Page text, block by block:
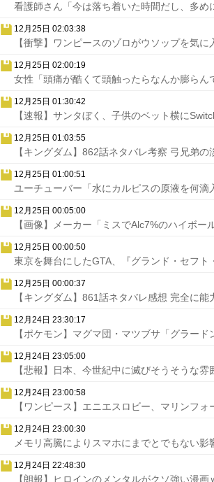
看護師さん「今は落ち着いた時間だし、多め
12月25日 02:03:38
【衝撃】ワンピースのゾロがウソップを気に
12月25日 02:00:19
女性「頭痛が酷くて頭触ったらなんか膨らん
12月25日 01:30:42
【速報】サンタぼく、子供のベット横に
12月25日 01:03:55
【キングダム】862話ネタバレ考察 弓兄弟の
12月25日 01:00:51
ユーチューバー「水にカルピスの原液を何滴
12月25日 00:05:00
【画像】メーカー「ミスでAlc7%のハイボー
12月25日 00:00:50
東京を舞台にしたGTA、『グランド・セフト
12月25日 00:00:37
【キングダム】861話ネタバレ感想 完全に能
12月24日 23:30:17
【ポケモン】マグマ団・マツブサ「グラード
12月24日 23:05:00
【悲報】日本、今世紀中に滅びそうそうな雰
12月24日 23:00:58
【ワンピース】エニエスロビー、マリンフォ
12月24日 23:00:30
メモリ高騰によりスマホにまでとでもない影
12月24日 22:48:30
【朗報】ヒロインのメンタルがクソ強い漫画